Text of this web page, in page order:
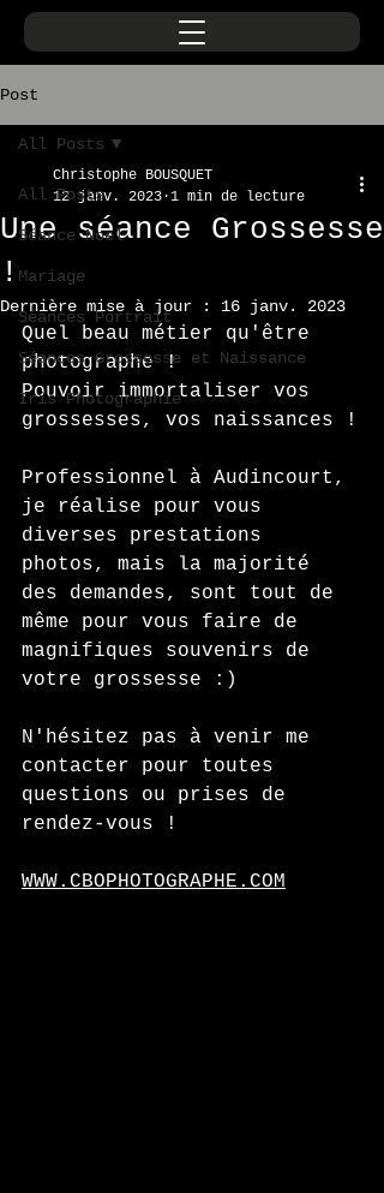
Post
All Posts
Séance Noel
Mariage
Séances Portrait
Séances Grossesse et Naissance
Iris Photographie
All Posts
Une séance Grossesse
!
Christophe BOUSQUET
12 janv. 2023 1 min de lecture
Dernière mise à jour : 16 janv. 2023
Quel beau métier qu'être
photographe !
Pouvoir immortaliser vos
grossesses, vos naissances !
Professionnel à Audincourt,
je réalise pour vous
diverses prestations
photos, mais la majorité
des demandes, sont tout de
même pour vous faire de
magnifiques souvenirs de
votre grossesse :)
N'hésitez pas à venir me
contacter pour toutes
questions ou prises de
rendez-vous !
WWW.CBOPHOTOGRAPHE.COM